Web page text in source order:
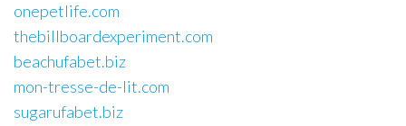
onepetlife.com
thebillboardexperiment.com
beachufabet.biz
mon-tresse-de-lit.com
sugarufabet.biz